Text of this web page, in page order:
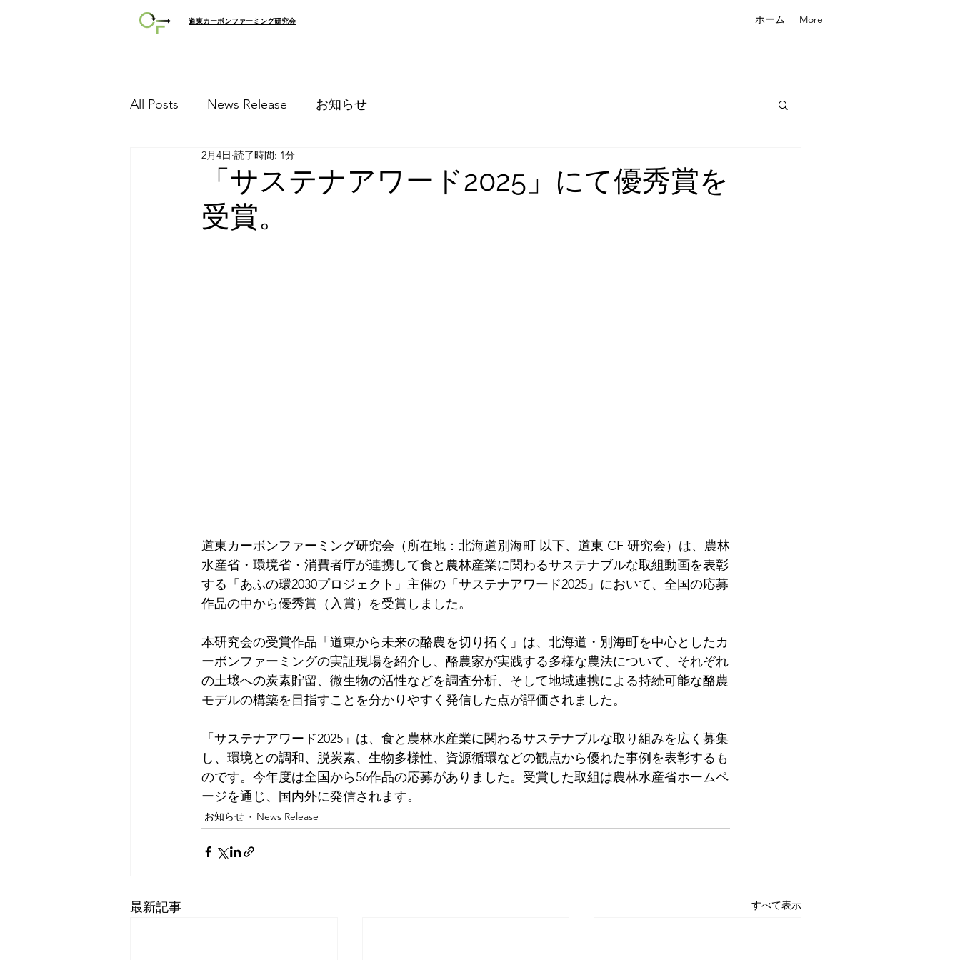
​道東カーボンファーミング研究会 ホーム More
All Posts News Release お知らせ
「サステナアワード2025」にて優秀賞を
受賞。
2月4日 読了時間: 1分
道東カーボンファーミング研究会（所在地：北海道別海町 以下、道東 CF 研究会）は、農林
水産省・環境省・消費者庁が連携して食と農林産業に関わるサステナブルな取組動画を表彰
する「あふの環2030プロジェクト」主催の「サステナアワード2025」において、全国の応募
作品の中から優秀賞（入賞）を受賞しました。
本研究会の受賞作品「道東から未来の酪農を切り拓く」は、北海道・別海町を中心としたカ
ーボンファーミングの実証現場を紹介し、酪農家が実践する多様な農法について、それぞれ
の土壌への炭素貯留、微生物の活性などを調査分析、そして地域連携による持続可能な酪農
モデルの構築を目指すことを分かりやすく発信した点が評価されました。
「サステナアワード2025」 は、食と農林水産業に関わるサステナブルな取り組みを広く募集
し、環境との調和、脱炭素、生物多様性、資源循環などの観点から優れた事例を表彰するも
のです。今年度は全国から56作品の応募がありました。受賞した取組は農林水産省ホームペ
ージを通じ、国内外に発信されます。
お知らせ News Release
最新記事 すべて表示